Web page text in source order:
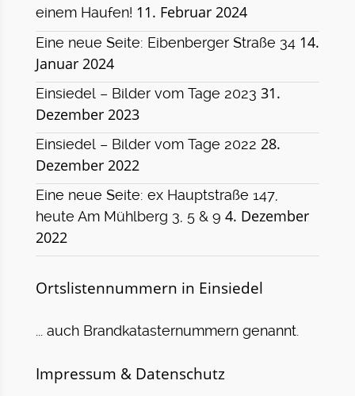
einem Haufen! 11. Februar 2024
Eine neue Seite: Eibenberger Straße 34 14.
Januar 2024
Einsiedel – Bilder vom Tage 2023 31.
Dezember 2023
Einsiedel – Bilder vom Tage 2022 28.
Dezember 2022
Eine neue Seite: ex Hauptstraße 147,
heute Am Mühlberg 3, 5 & 9 4. Dezember
2022
Ortslistennummern in Einsiedel
... auch Brandkatasternummern genannt.
Impressum & Datenschutz